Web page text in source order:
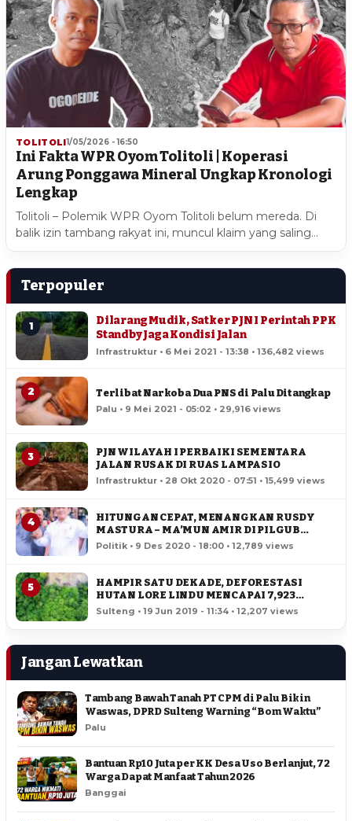
TOLITOLI1/05/2026 - 16:50
Ini Fakta WPR Oyom Tolitoli | Koperasi
Arung Ponggawa Mineral Ungkap Kronologi
Lengkap
Tolitoli – Polemik WPR Oyom Tolitoli belum mereda. Di
balik izin tambang rakyat ini, muncul klaim yang saling…
Terpopuler
1
Dilarang Mudik, Satker PJN I Perintah PPK
Standby Jaga Kondisi Jalan
Infrastruktur • 6 Mei 2021 - 13:38 • 136,482 views
2 Terlibat Narkoba Dua PNS di Palu Ditangkap
Palu • 9 Mei 2021 - 05:02 • 29,916 views
3
PJN WILAYAH I PERBAIKI SEMENTARA
JALAN RUSAK DI RUAS LAMPASIO
Infrastruktur • 28 Okt 2020 - 07:51 • 15,499 views
4
HITUNGAN CEPAT, MENANGKAN RUSDY
MASTURA – MA’MUN AMIR DI PILGUB
SULTENG
Politik • 9 Des 2020 - 18:00 • 12,789 views
5
HAMPIR SATU DEKADE, DEFORESTASI
HUTAN LORE LINDU MENCAPAI 7,923
HEKTAR
Sulteng • 19 Jun 2019 - 11:34 • 12,207 views
Jangan Lewatkan
Tambang Bawah Tanah PT CPM di Palu Bikin
Waswas, DPRD Sulteng Warning “Bom Waktu”
Palu
Bantuan Rp10 Juta per KK Desa Uso Berlanjut, 72
Warga Dapat Manfaat Tahun 2026
Banggai